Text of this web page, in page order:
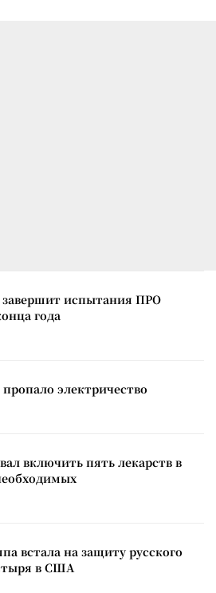
испытания ПРО
года
электричество
включить пять лекарств в
встала на защиту русского
в США